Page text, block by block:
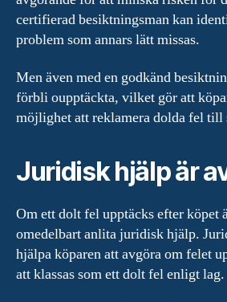
certifierad besiktningsman kan
problem som annars lätt missas.
Men även med en godkänd
förbli oupptäckta, vilket gör att
möjlighet att reklamera dolda fel till
Juridisk hjälp är
Om ett dolt fel upptäcks efter köpet
omedelbart anlita juridisk hjälp.
hjälpa köparen att avgöra om felet
att klassas som ett dolt fel enligt lag.